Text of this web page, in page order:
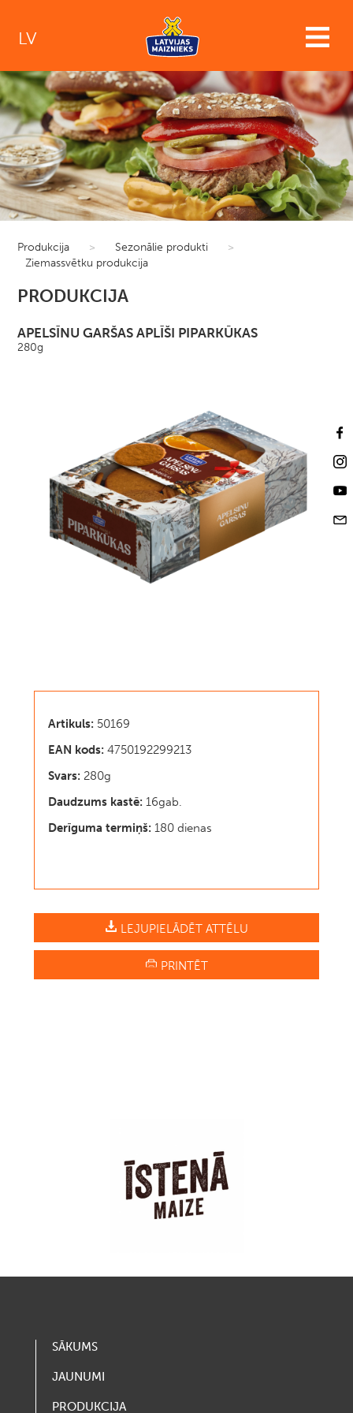
LV
Produkcija > Sezonālie produkti
>
Ziemassvētku produkcija
PRODUKCIJA
APELSĪNU GARŠAS APLĪŠI PIPARKŪKAS
280g
Artikuls: 50169
EAN kods: 4750192299213
Svars: 280g
Daudzums kastē: 16gab.
Derīguma termiņš: 180 dienas
LEJUPIELĀDĒT ATTĒLU
PRINTĒT
SĀKUMS
JAUNUMI
PRODUKCIJA